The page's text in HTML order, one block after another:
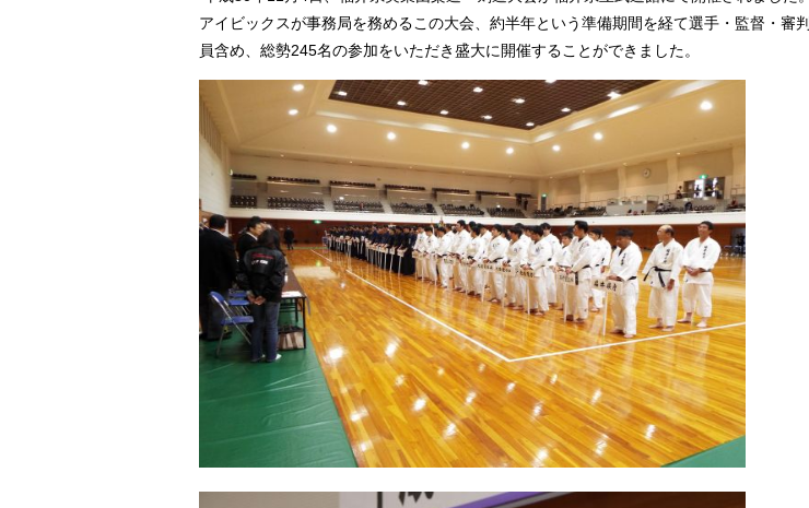
アイビックスが事務局を務めるこの大会、約半年という準備期間を経て選手・監督・審判
員含め、総勢245名の参加をいただき盛大に開催することができました。